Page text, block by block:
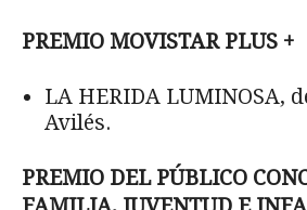
PREMIO MOVISTAR PLUS +
LA HERIDA LUMINOSA,
Avilés.
PREMIO DEL PÚBLICO